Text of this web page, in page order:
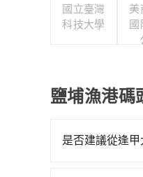
國立臺灣
科技大學
美
國
鹽埔漁港碼
是否建議從逢